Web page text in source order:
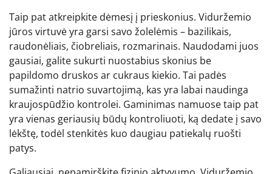
Taip pat atkreipkite dėmesį į prieskonius. Viduržemio
jūros virtuvė yra garsi savo žolelėmis – bazilikais,
raudonėliais, čiobreliais, rozmarinais. Naudodami juos
gausiai, galite sukurti nuostabius skonius be
papildomo druskos ar cukraus kiekio. Tai padės
sumažinti natrio suvartojimą, kas yra labai naudinga
kraujospūdžio kontrolei. Gaminimas namuose taip pat
yra vienas geriausių būdų kontroliuoti, ką dedate į savo
lėkštę, todėl stenkitės kuo daugiau patiekalų ruošti
patys.